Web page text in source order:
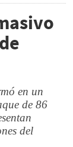
en un
de 86
del